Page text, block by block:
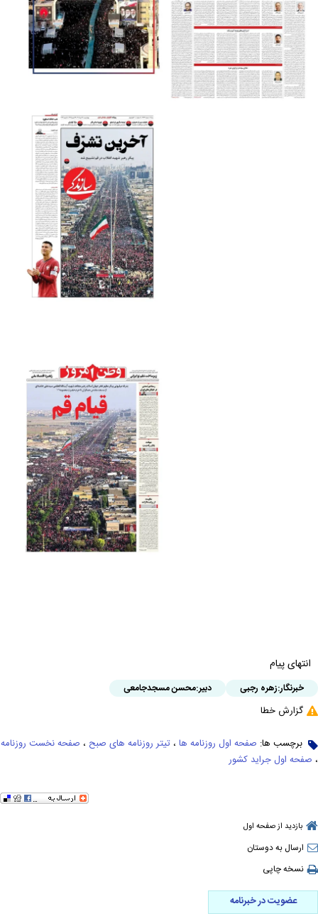
انتهای پیام
خبرنگار:زهره رجبی دبیر:محسن مسجدجامعی
گزارش خطا
برچسب ها: صفحه اول روزنامه ها ، تیتر روزنامه های صبح ، صفحه نخست روزنامه
، صفحه اول جراید کشور
بازدید از صفحه اول
ارسال به دوستان
نسخه چاپی
عضویت در خبرنامه